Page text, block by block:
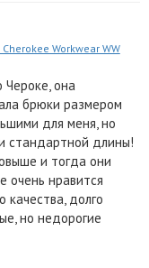
Workwear WW
Чероке, она
брюки размером
для меня, но
стандартной длины!
и тогда они
очень нравится
качества, долго
но недорогие